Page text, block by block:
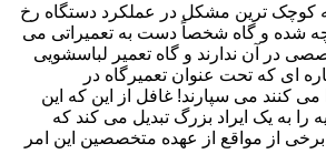
کوچک ترین مشکل در عملکرد دستگاه رخ
شده و گاه شخصاً دست به تعمیراتی می
در آن ندارند و گاه تعمیر لباسشویی
ای که تحت عنوان تعمیرگاه در
می کنند می سپارند! غافل از این که این
به یک ایراد بزرگ تبدیل می کند که
از مواقع از عهده متخصصین این امر